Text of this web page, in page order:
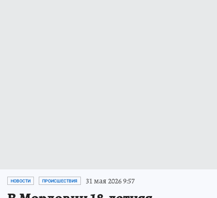
НОВОСТИ ПРОИСШЕСТВИЯ 31 мая 2026 9:57